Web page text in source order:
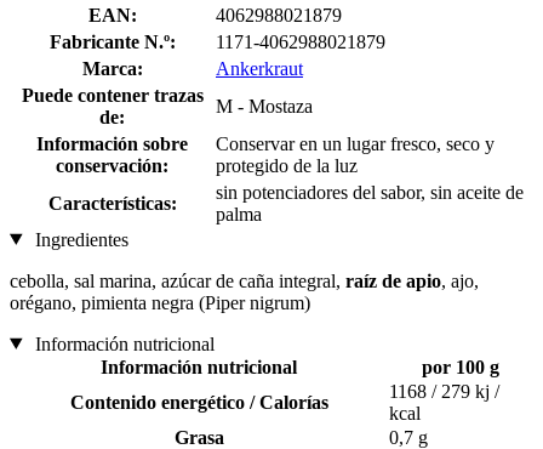
EAN:
4062988021879
Fabricante N.º:
1171-4062988021879
Marca:
Ankerkraut
Puede contener trazas
de:
M - Mostaza
Información sobre
conservación:
Conservar en un lugar fresco, seco y
protegido de la luz
Características:
sin potenciadores del sabor, sin aceite de
palma
Ingredientes
cebolla, sal marina, azúcar de caña integral, raíz de apio, ajo,
orégano, pimienta negra (Piper nigrum)
Información nutricional
Información nutricional
por 100 g
Contenido energético / Calorías
1168 / 279 kj /
kcal
Grasa
0,7 g